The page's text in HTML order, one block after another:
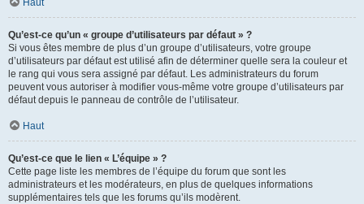
Haut
Qu’est-ce qu’un « groupe d’utilisateurs par défaut » ?
Si vous êtes membre de plus d’un groupe d’utilisateurs, votre groupe
d’utilisateurs par défaut est utilisé afin de déterminer quelle sera la couleur et
le rang qui vous sera assigné par défaut. Les administrateurs du forum
peuvent vous autoriser à modifier vous-même votre groupe d’utilisateurs par
défaut depuis le panneau de contrôle de l’utilisateur.
Haut
Qu’est-ce que le lien « L’équipe » ?
Cette page liste les membres de l’équipe du forum que sont les
administrateurs et les modérateurs, en plus de quelques informations
supplémentaires tels que les forums qu’ils modèrent.